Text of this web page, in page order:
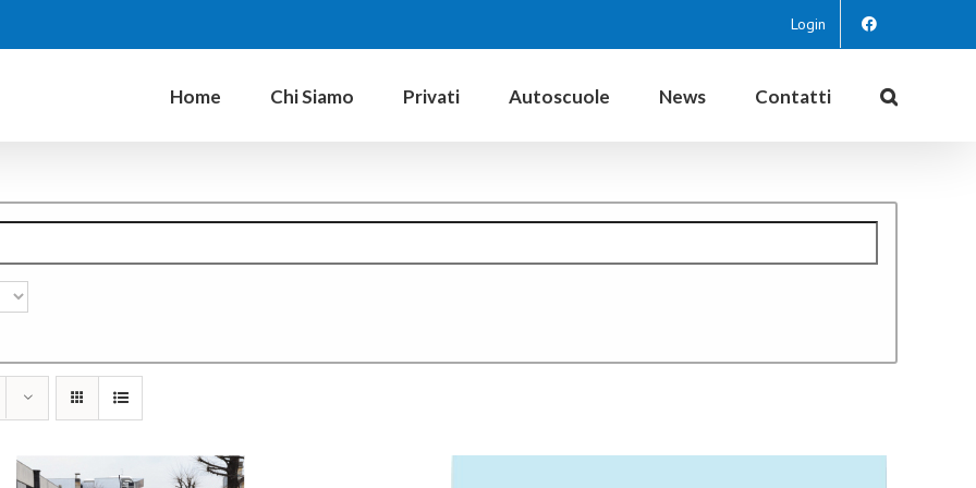
Login
Home Chi Siamo Privati Autoscuole News Contatti